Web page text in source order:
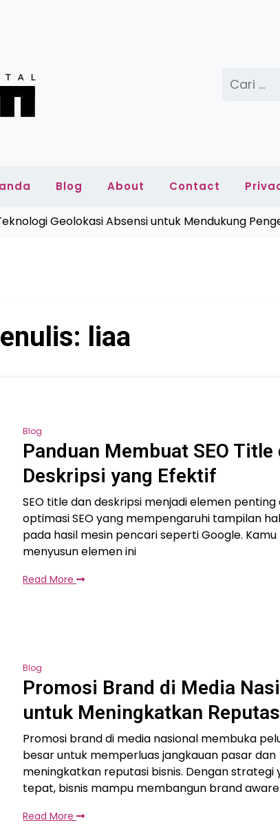
untuk:
Blog About Contact
Geolokasi Absensi untuk Mendukung
liaa
Blog
Panduan Membuat SEO Title
Deskripsi yang Efektif
SEO title dan deskripsi menjadi elemen
optimasi SEO yang mempengaruhi tampilan
pada hasil mesin pencari seperti Google.
menyusun elemen ini
Read More
Blog
Promosi Brand di Media
untuk Meningkatkan
Promosi brand di media nasional membuka
besar untuk memperluas jangkauan pasar dan
meningkatkan reputasi bisnis. Dengan strategi
tepat, bisnis mampu membangun brand
Read More